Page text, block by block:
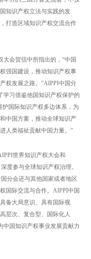
知识产权立法与实践的发
打造区域知识产权交流合作
大会贺信中所指出的，“中国
强国建设，推动知识产权事
权发展之路。”AIPPI中国分
学习借鉴他国知识产权保护的
国际知识产权多边体系，为
中国方案，推动全球知识产
人类福祉贡献中国力量。”
世界知识产权大会和
度参与全球知识产权治理。
分会还与其他国家或者地区
国际交流与合作。AIPPI中国
备大局意识、具有国际视
层次、复合型、国际化人
中国知识产权事业发展贡献力